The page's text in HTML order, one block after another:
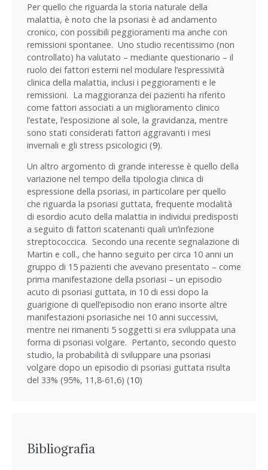
Per quello che riguarda la storia naturale della
malattia, è noto che la psoriasi è ad andamento
cronico, con possibili peggioramenti ma anche con
remissioni spontanee. Uno studio recentissimo (non
controllato) ha valutato – mediante questionario – il
ruolo dei fattori esterni nel modulare l’espressività
clinica della malattia, inclusi i peggioramenti e le
remissioni. La maggioranza dei pazienti ha riferito
come fattori associati a un miglioramento clinico
l’estate, l’esposizione al sole, la gravidanza, mentre
sono stati considerati fattori aggravanti i mesi
invernali e gli stress psicologici (9).
Un altro argomento di grande interesse è quello della
variazione nel tempo della tipologia clinica di
espressione della psoriasi, in particolare per quello
che riguarda la psoriasi guttata, frequente modalità
di esordio acuto della malattia in individui predisposti
a seguito di fattori scatenanti quali un’infezione
streptococcica. Secondo una recente segnalazione di
Martin e coll., che hanno seguito per circa 10 anni un
gruppo di 15 pazienti che avevano presentato – come
prima manifestazione della psoriasi – un episodio
acuto di psoriasi guttata, in 10 di essi dopo la
guarigione di quell’episodio non erano insorte altre
manifestazioni psoriasiche nei 10 anni successivi,
mentre nei rimanenti 5 soggetti si era sviluppata una
forma di psoriasi volgare. Pertanto, secondo questo
studio, la probabilità di sviluppare una psoriasi
volgare dopo un episodio di psoriasi guttata risulta
del 33% (95%, 11,8-61,6) (10)
Bibliografia